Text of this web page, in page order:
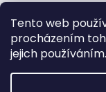
Tento web
procházením
jejich
rozrostla o
Přijímáme